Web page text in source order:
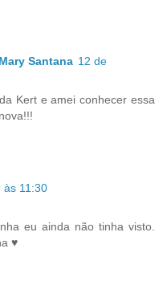
Santana 12 de
Kert e amei conhecer essa
às 11:30
eu ainda não tinha visto.
♥